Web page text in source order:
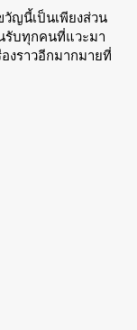
วัญนี้เป็นเพียงส่วน
รับทุกคนที่แวะมา
องราวอีกมากมายที่